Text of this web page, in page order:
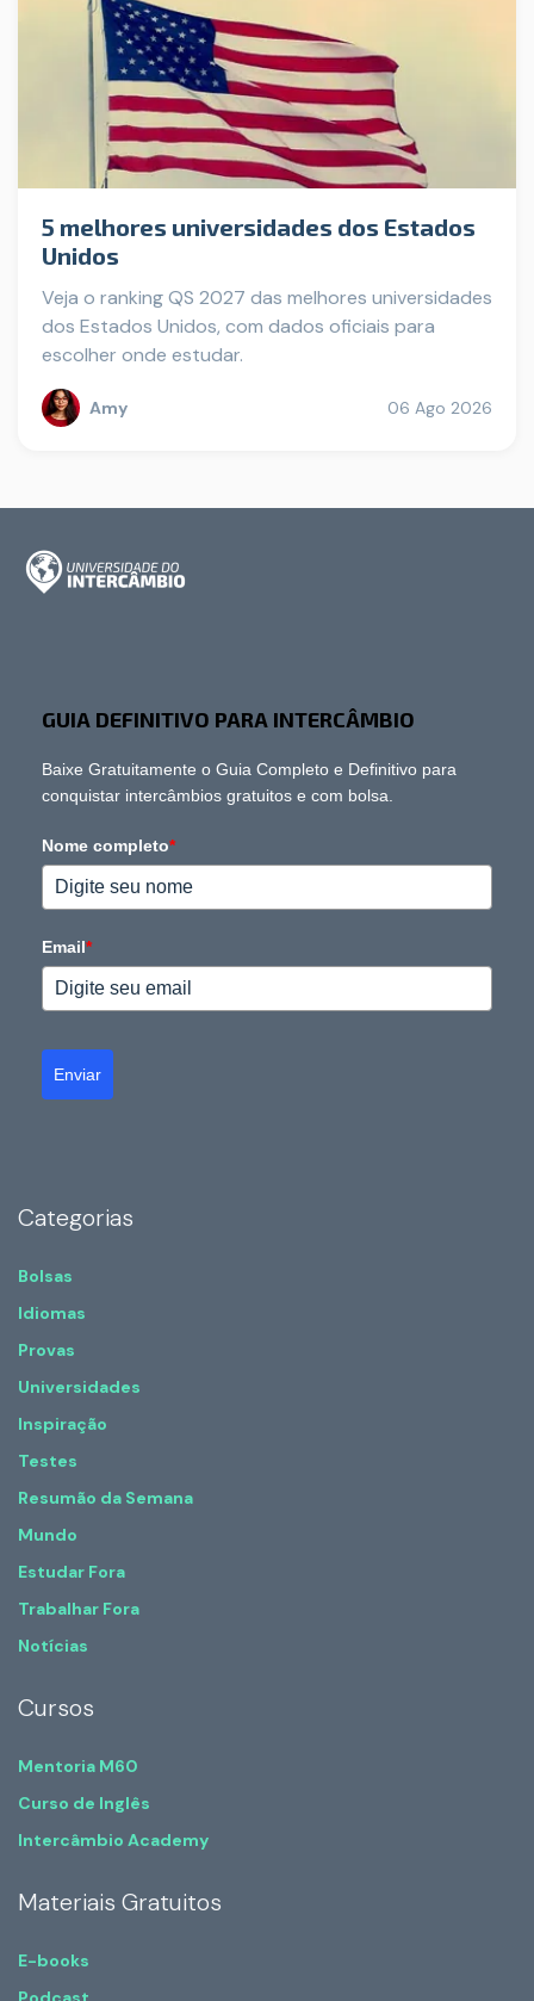
5 melhores universidades dos Estados
Unidos
Veja o ranking QS 2027 das melhores universidades
dos Estados Unidos, com dados oficiais para
escolher onde estudar.
Amy 06 Ago 2026
GUIA DEFINITIVO PARA INTERCÂMBIO
Baixe Gratuitamente o Guia Completo e Definitivo para
conquistar intercâmbios gratuitos e com bolsa.
Nome completo*
Email*
Enviar
Categorias
Bolsas
Idiomas
Provas
Universidades
Inspiração
Testes
Resumão da Semana
Mundo
Estudar Fora
Trabalhar Fora
Notícias
Cursos
Mentoria M60
Curso de Inglês
Intercâmbio Academy
Materiais Gratuitos
E-books